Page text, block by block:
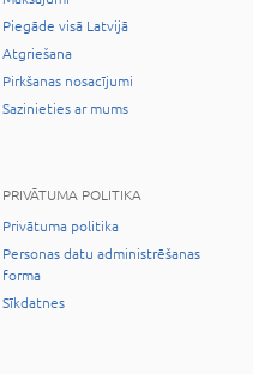
Piegāde visā Latvijā
Atgriešana
Pirkšanas nosacījumi
Sazinieties ar mums
PRIVĀTUMA POLITIKA
Privātuma politika
Personas datu administrēšanas
forma
Sīkdatnes